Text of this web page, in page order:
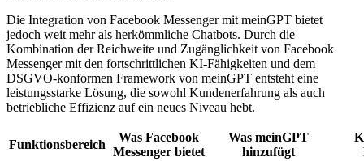
Die Integration von Facebook Messenger mit meinGPT bietet
jedoch weit mehr als herkömmliche Chatbots. Durch die
Kombination der Reichweite und Zugänglichkeit von Facebook
Messenger mit den fortschrittlichen KI-Fähigkeiten und dem
DSGVO-konformen Framework von meinGPT entsteht eine
leistungsstarke Lösung, die sowohl Kundenerfahrung als auch
betriebliche Effizienz auf ein neues Niveau hebt.
Funktionsbereich
Was Facebook
Messenger bietet
Was meinGPT
hinzufügt